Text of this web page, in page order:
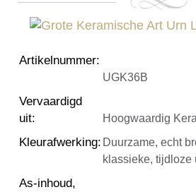
Artikelnummer:
UGK36B
Vervaardigd
uit: Hoogwaardig
Kleurafwerking: Duurzame, echt
klassieke, tijdloze
As-inhoud,